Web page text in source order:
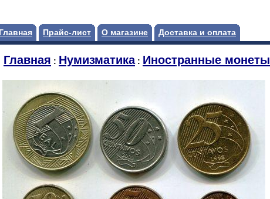
Главная Прайс-лист О магазине Доставка и оплата
Главная : Нумизматика: Иностранные монеты